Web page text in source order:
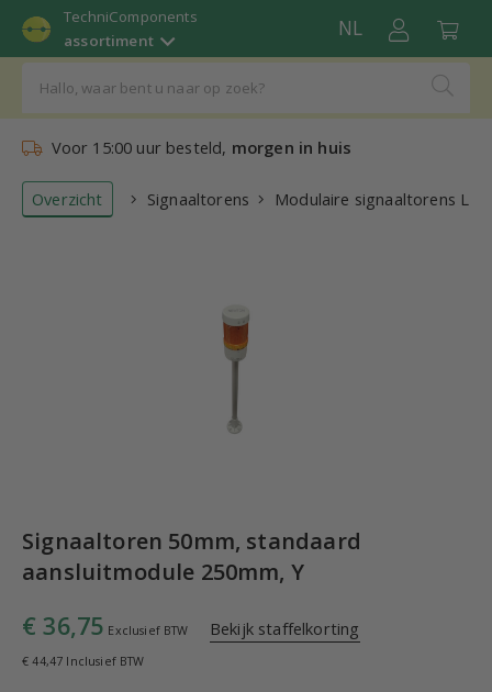
TechniComponents
assortiment
NL
Voor 15:00 uur besteld, morgen in huis
Overzicht Signaaltorens Modulaire signaaltorens LED
Signaaltoren 50mm, standaard
aansluitmodule 250mm, Y
€ 36,75 Exclusief BTW Bekijk staffelkorting
€ 44,47 Inclusief BTW